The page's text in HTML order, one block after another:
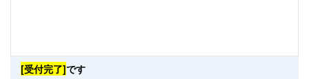
[受付完了]です